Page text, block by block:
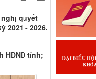
nghị quyết
2021 - 2026.
HĐND tỉnh;